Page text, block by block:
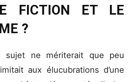
FICTION ET LE
?
sujet ne mériterait que peu
aux élucubrations d’une